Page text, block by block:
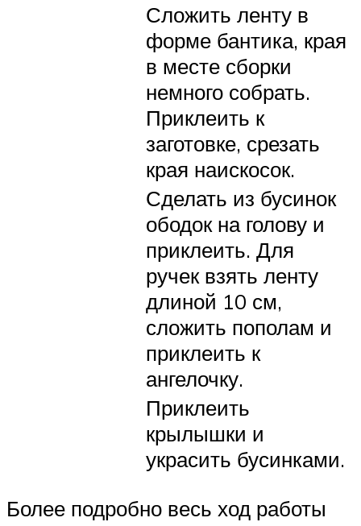
Сложить ленту в
форме бантика, края
в месте сборки
немного собрать.
Приклеить к
заготовке, срезать
края наискосок.
Сделать из бусинок
ободок на голову и
приклеить. Для
ручек взять ленту
длиной 10 см,
сложить пополам и
приклеить к
ангелочку.
Приклеить
крылышки и
украсить бусинками.
Более подробно весь ход работы